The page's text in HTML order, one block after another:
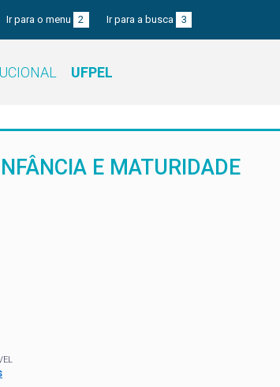
Ir para o menu 2 Ir para a busca 3
UFPEL
E MATURIDADE